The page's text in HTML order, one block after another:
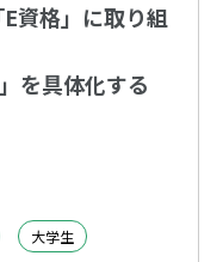
資格」に取り組
を具体化する
大学生